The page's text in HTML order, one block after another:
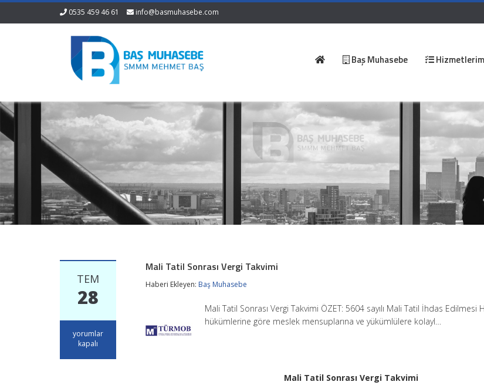
0535 459 46 61 info@basmuhasebe.com
Baş Muhasebe
TEM
28
Mali
Tatil
yorumlar
kapalı
Mali Tatil Sonrası Vergi Takvimi
Haberi Ekleyen: Baş Muhasebe
Mali Tatil Sonrası Vergi Takvimi ÖZET: 5604 sayılı Mali Tatil İhdas Edilmesi
hükümlerine göre meslek mensuplarına ve yükümlülere kolayl…
Mali Tatil Sonrası Vergi Takvimi